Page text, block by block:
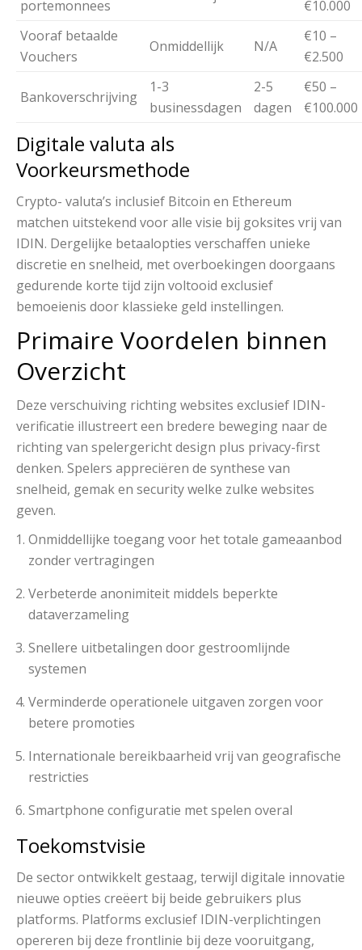
portemonnees
€10.000
Vooraf betaalde
Vouchers
Onmiddellijk N/A
€10 –
€2.500
Bankoverschrijving
1-3
businessdagen
2-5
dagen
€50 –
€100.000
Digitale valuta als
Voorkeursmethode
Crypto- valuta’s inclusief Bitcoin en Ethereum
matchen uitstekend voor alle visie bij goksites vrij van
IDIN. Dergelijke betaalopties verschaffen unieke
discretie en snelheid, met overboekingen doorgaans
gedurende korte tijd zijn voltooid exclusief
bemoeienis door klassieke geld instellingen.
Primaire Voordelen binnen
Overzicht
Deze verschuiving richting websites exclusief IDIN-
verificatie illustreert een bredere beweging naar de
richting van spelergericht design plus privacy-first
denken. Spelers appreciëren de synthese van
snelheid, gemak en security welke zulke websites
geven.
Onmiddellijke toegang voor het totale gameaanbod
zonder vertragingen
Verbeterde anonimiteit middels beperkte
dataverzameling
Snellere uitbetalingen door gestroomlijnde
systemen
Verminderde operationele uitgaven zorgen voor
betere promoties
Internationale bereikbaarheid vrij van geografische
restricties
Smartphone configuratie met spelen overal
Toekomstvisie
De sector ontwikkelt gestaag, terwijl digitale innovatie
nieuwe opties creëert bij beide gebruikers plus
platforms. Platforms exclusief IDIN-verplichtingen
opereren bij deze frontlinie bij deze vooruitgang,